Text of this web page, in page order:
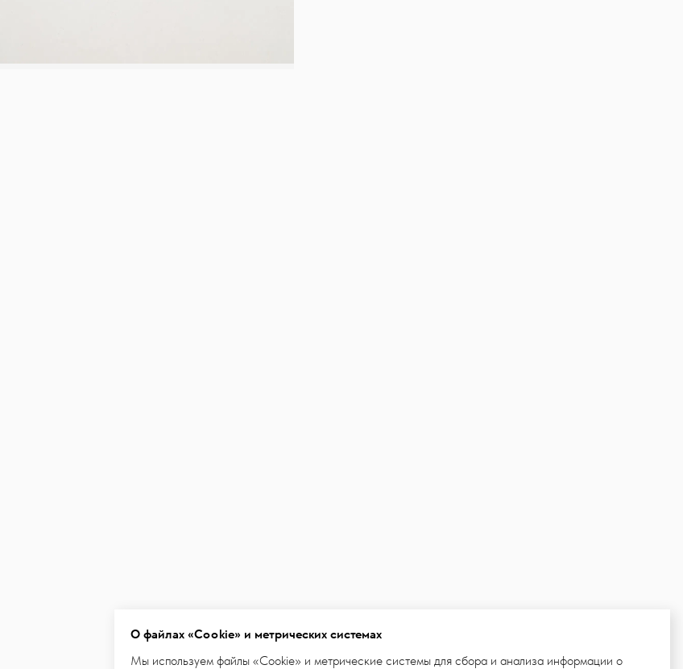
О файлах «Cookie» и метрических системах
Мы используем файлы «Cookie» и метрические системы для сбора и анализа информации о